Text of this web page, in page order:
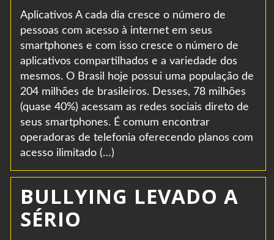
Aplicativos A cada dia cresce o número de
pessoas com acesso à internet em seus
smartphones e com isso cresce o número de
aplicativos compartilhados e a variedade dos
mesmos. O Brasil hoje possui uma população de
204 milhões de brasileiros. Desses, 78 milhões
(quase 40%) acessam as redes sociais direto de
seus smartphones. É comum encontrar
operadoras de telefonia oferecendo planos com
acesso ilimitado (…)
BULLYING LEVADO A
SÉRIO